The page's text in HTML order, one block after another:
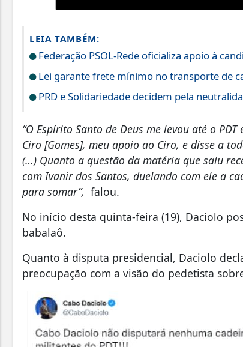
LEIA TAMBÉM:
Federação PSOL-Rede oficializa apoio à
Lei garante frete mínimo no transporte de
PRD e Solidariedade decidem pela
“O Espírito Santo de Deus me levou até o
Ciro [Gomes], meu apoio ao Ciro, e disse a
(…) Quanto a questão da matéria que saiu
com Ivanir dos Santos, duelando com ele a
para somar”, falou.
No início desta quinta-feira (19), Daciolo
babalaô.
Quanto à disputa presidencial, Daciolo
preocupação com a visão do pedetista